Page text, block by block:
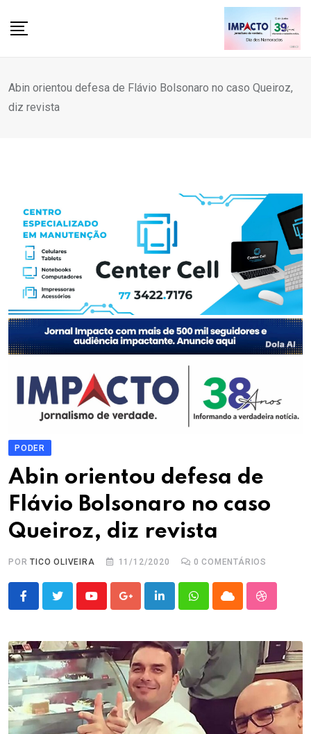
Abin orientou defesa de Flávio Bolsonaro no caso Queiroz,
diz revista
PODER
Abin orientou defesa de
Flávio Bolsonaro no caso
Queiroz, diz revista
PORTICO OLIVEIRA 11/12/2020 0 COMENTÁRIOS
YoutubeGoogle+LinkedInWhatsappCloud